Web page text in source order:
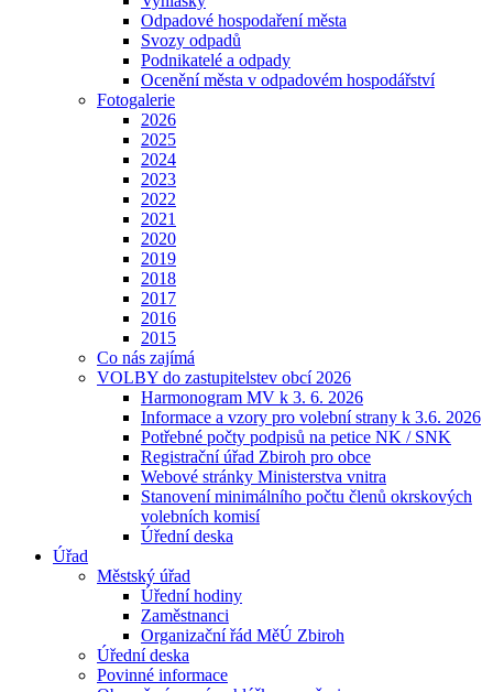
Odpadové hospodaření města
Svozy odpadů
Podnikatelé a odpady
Ocenění města v odpadovém hospodářství
Fotogalerie
2026
2025
2024
2023
2022
2021
2020
2019
2018
2017
2016
2015
Co nás zajímá
VOLBY do zastupitelstev obcí 2026
Harmonogram MV k 3. 6. 2026
Informace a vzory pro volební strany k 3.6. 2026
Potřebné počty podpisů na petice NK / SNK
Registrační úřad Zbiroh pro obce
Webové stránky Ministerstva vnitra
Stanovení minimálního počtu členů okrskových
volebních komisí
Úřední deska
Úřad
Městský úřad
Úřední hodiny
Zaměstnanci
Organizační řád MěÚ Zbiroh
Úřední deska
Povinné informace